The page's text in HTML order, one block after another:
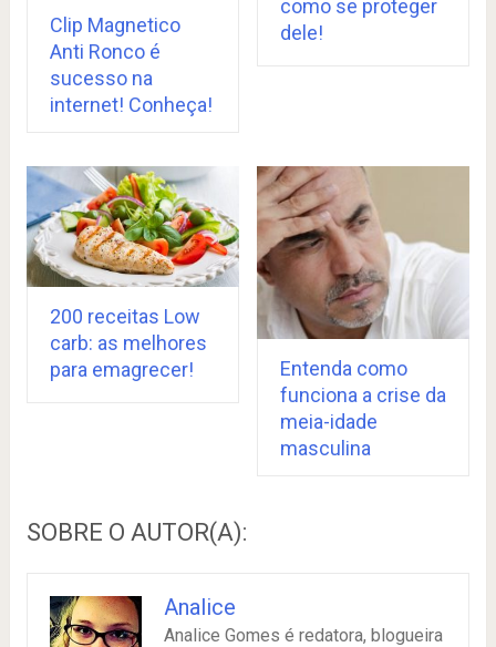
Clip Magnetico
Anti Ronco é
sucesso na
internet! Conheça!
como se proteger
dele!
200 receitas Low
carb: as melhores
para emagrecer!
Entenda como
funciona a crise da
meia-idade
masculina
SOBRE O AUTOR(A):
Analice
Analice Gomes é redatora, blogueira